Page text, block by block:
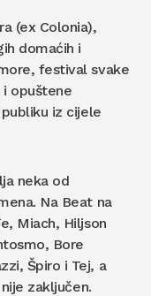
(ex Colonia),
domaćih i
festival svake
i opuštene
iz cijele
neka od
Na Beat na
Miach, Hiljson
Bore
Špiro i Tej, a
zaključen.